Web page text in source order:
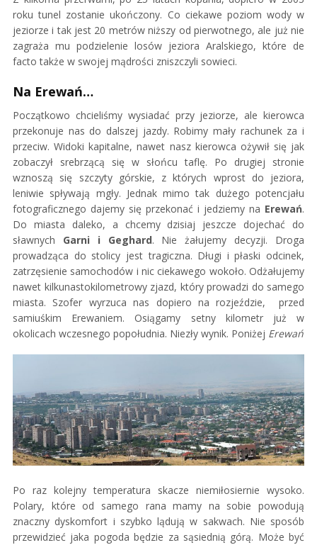
roku tunel zostanie ukończony. Co ciekawe poziom wody w
jeziorze i tak jest 20 metrów niższy od pierwotnego, ale już nie
zagraża mu podzielenie losów jeziora Aralskiego, które de
facto także w swojej mądrości zniszczyli sowieci.
Na Erewań…
Początkowo chcieliśmy wysiadać przy jeziorze, ale kierowca
przekonuje nas do dalszej jazdy. Robimy mały rachunek za i
przeciw. Widoki kapitalne, nawet nasz kierowca ożywił się jak
zobaczył srebrzącą się w słońcu taflę. Po drugiej stronie
wznoszą się szczyty górskie, z których wprost do jeziora,
leniwie spływają mgły. Jednak mimo tak dużego potencjału
fotograficznego dajemy się przekonać i jedziemy na Erewań.
Do miasta daleko, a chcemy dzisiaj jeszcze dojechać do
sławnych Garni i Geghard. Nie żałujemy decyzji. Droga
prowadząca do stolicy jest tragiczna. Długi i płaski odcinek,
zatrzęsienie samochodów i nic ciekawego wokoło. Odżałujemy
nawet kilkunastokilometrowy zjazd, który prowadzi do samego
miasta. Szofer wyrzuca nas dopiero na rozjeździe, przed
samiuśkim Erewaniem. Osiągamy setny kilometr już w
okolicach wczesnego popołudnia. Niezły wynik. Poniżej Erewań
Po raz kolejny temperatura skacze niemiłosiernie wysoko.
Polary, które od samego rana mamy na sobie powodują
znaczny dyskomfort i szybko lądują w sakwach. Nie sposób
przewidzieć jaka pogoda będzie za sąsiednią górą. Może być